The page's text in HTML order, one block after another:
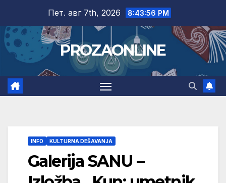
content
Пет. авг 7th, 2026 8:43:57 PM
PROZAONLINE
INFO KULTURNA DEŠAVANJA
Galerija SANU –